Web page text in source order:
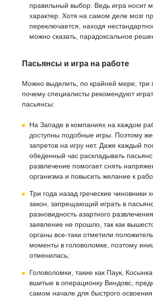
правильный выбор. Ведь игра носит
характер. Хотя на самом деле мозг
переключается, находя
можно сказать, парадоксальное
Пасьянсы и игра на работе
Можно выделить, по крайней мере, три
почему специалисты рекомендуют
пасьянсы:
На Западе в компаниях на каждом
доступны подобные игры. Поэтому
запретов на игру нет. Даже каждый
обеденный час раскладывать
развлечение помогает снять
организма и повысить желание к
Три года назад греческие чиновники
закон, запрещающий играть в
разновидность азартного
заявление не прошло, так как
органы все-таки отметили
моменты в головоломке, поэтому
отменилась;
Головоломки, такие как Паук,
вшитые в операционку Виндовс,
самом начале для быстрого